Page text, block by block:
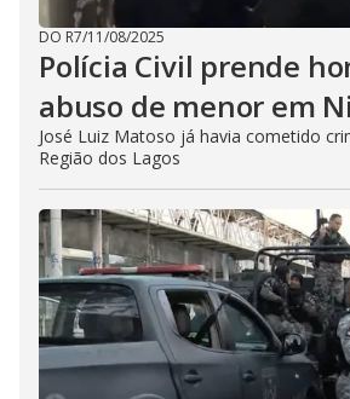
DO R7/11/08/2025
Polícia Civil prende
abuso de menor em
José Luiz Matoso já havia cometido
Região dos Lagos